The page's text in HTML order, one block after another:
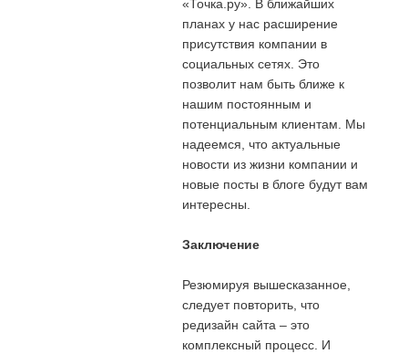
«Точка.ру». В ближайших
планах у нас расширение
присутствия компании в
социальных сетях. Это
позволит нам быть ближе к
нашим постоянным и
потенциальным клиентам. Мы
надеемся, что актуальные
новости из жизни компании и
новые посты в блоге будут вам
интересны.
Заключение
Резюмируя вышесказанное,
следует повторить, что
редизайн сайта – это
комплексный процесс. И